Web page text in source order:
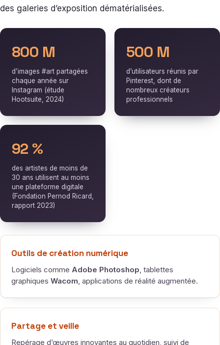
des galeries d’exposition dématérialisées.
800 M
d’images #art partagées
chaque année sur
Instagram (étude
Hootsuite, 2024)
500 M
d’utilisateurs réunis par
Pinterest, dont de
nombreux créateurs
professionnels
92 %
des artistes de moins de
30 ans utilisent au moins
une plateforme digitale
(Fondation Pernod Ricard,
rapport 2023)
Outils de création numérique
Logiciels comme Adobe Photoshop , tablettes
graphiques Wacom , applications de réalité augmentée.
Partage et veille
Repérage d’œuvres innovantes au quotidien, suivi de